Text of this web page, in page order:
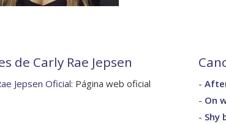
de Carly Rae Jepsen
Jepsen Oficial: Página web oficial -
- On
- Shy